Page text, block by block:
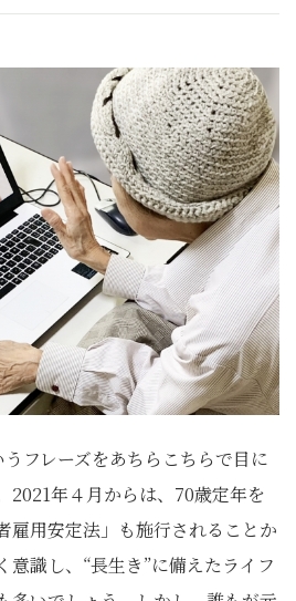
うフレーズをあちらこちらで目に
2021年４月からは、70歳定年を
雇用安定法」も施行されることか
意識し、“長生き”に備えたライフ